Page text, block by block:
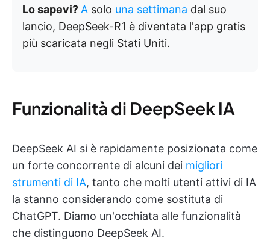
Lo sapevi? A solo una settimana dal suo
lancio, DeepSeek-R1 è diventata l'app gratis
più scaricata negli Stati Uniti.
Funzionalità di DeepSeek IA
DeepSeek AI si è rapidamente posizionata come
un forte concorrente di alcuni dei migliori
strumenti di IA, tanto che molti utenti attivi di IA
la stanno considerando come sostituta di
ChatGPT. Diamo un'occhiata alle funzionalità
che distinguono DeepSeek AI.